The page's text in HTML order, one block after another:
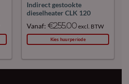
Indirect gestookte
dieselheater CLK 120
Vanaf:€255.00excl. BTW
Kies huurperiode